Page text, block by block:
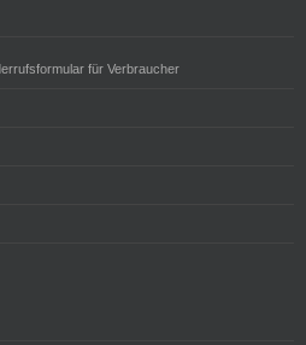
für Verbraucher